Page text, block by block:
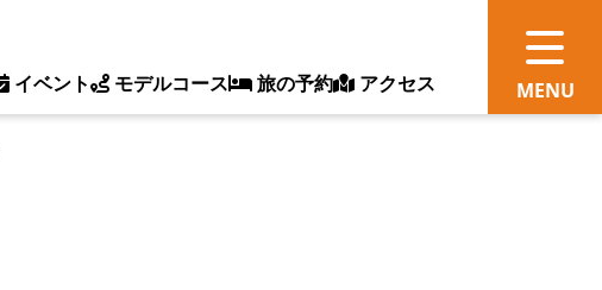
イベント モデルコース 旅の予約 アクセス